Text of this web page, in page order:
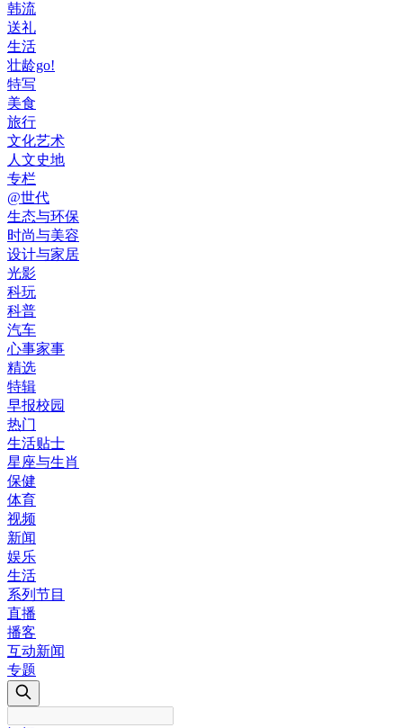
韩流
送礼
生活
壮龄go!
特写
美食
旅行
文化艺术
人文史地
专栏
@世代
生态与环保
时尚与美容
设计与家居
光影
科玩
科普
汽车
心事家事
精选
特辑
早报校园
热门
生活贴士
星座与生肖
保健
体育
视频
新闻
娱乐
生活
系列节目
直播
播客
互动新闻
专题